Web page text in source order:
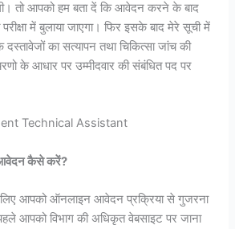
तो आपको हम बता दें कि आवेदन करने के बाद
में बुलाया जाएगा। फिर इसके बाद मेरे सूची में
का सत्यापन तथा चिकित्सा जांच की
के आधार पर उम्मीदवार की संबंधित पद पर
Technical Assistant
आवेदन कैसे करें?
लिए आपको ऑनलाइन आवेदन प्रक्रिया से गुजरना
आपको विभाग की अधिकृत वेबसाइट पर जाना